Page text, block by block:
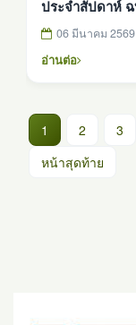
06 มีนาคม 2569
อ่านต่อ
1 (current)
2 3
หน้าสุดท้าย